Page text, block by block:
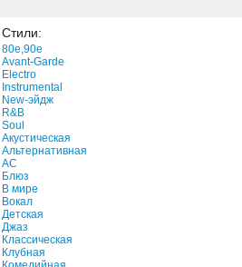
Стили:
80e,90e
Avant-Garde
Electro
Instrumental
New-эйдж
R&B
Soul
Акустическая
Альтернативная
АС
Блюз
В мире
Вокал
Детская
Джаз
Классическая
Клубная